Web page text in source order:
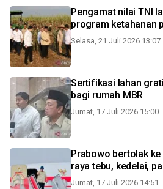
Pengamat nilai TNI
program ketahanan
Selasa, 21 Juli 2026 13:07
Sertifikasi lahan
bagi rumah MBR
Jumat, 17 Juli 2026 15:00
Prabowo bertolak
raya tebu, kedelai,
Jumat, 17 Juli 2026 14:51